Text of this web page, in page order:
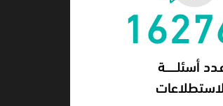
الاستطلاعات